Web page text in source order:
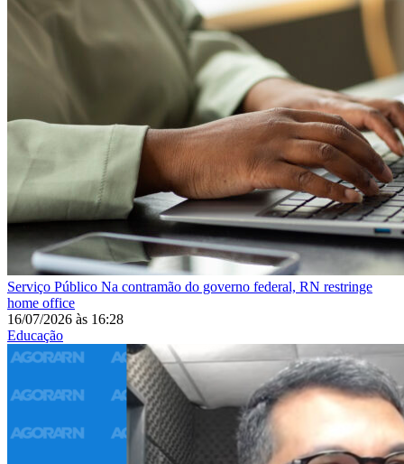
Serviço Público Na contramão do governo federal, RN restringe
home office
16/07/2026 às 16:28
Educação